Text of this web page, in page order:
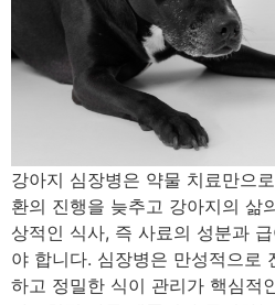
강아지 심장병은 약물 치료만으
환의 진행을 늦추고 강아지의 삶
상적인 식사, 즉 사료의 성분과
야 합니다. 심장병은 만성적으로
하고 정밀한 식이 관리가 핵심적